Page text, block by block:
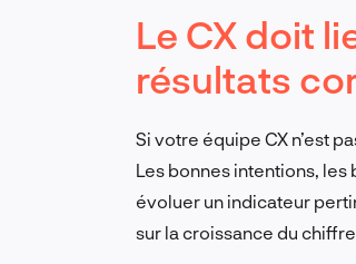
Le CX doit
résultats
Si votre équipe CX n’est
Les bonnes intentions, les
évoluer un indicateur
sur la croissance du